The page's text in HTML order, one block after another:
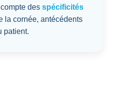
des spécificités
la cornée, antécédents
patient.